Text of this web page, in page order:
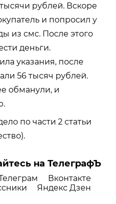
рублей. Вскоре
и попросил у
из смс. После этого
деньги.
указания, после
56 тысяч рублей.
обманули, и
по части 2 статьи
на ТелеграфЪ
Вконтакте
Яндекс Дзен